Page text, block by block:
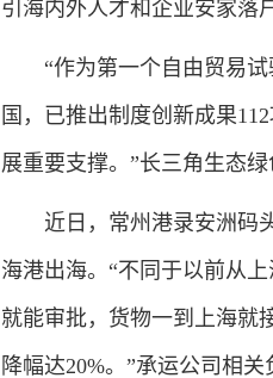
引海内外人才和企业安家落
“作为第一个自由贸易试
国，已推出制度创新成果
展重要支撑。”长三角生态
近日，常州港录安洲码头
海港出海。“不同于以前从
就能审批，货物一到上海就
降幅达20%。”承运公司相